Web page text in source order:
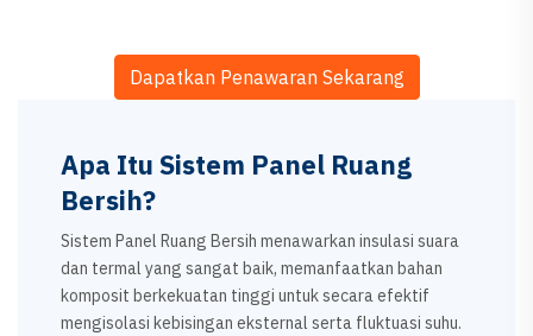
Dapatkan Penawaran Sekarang
Apa Itu Sistem Panel Ruang
Bersih?
Sistem Panel Ruang Bersih menawarkan insulasi suara
dan termal yang sangat baik, memanfaatkan bahan
komposit berkekuatan tinggi untuk secara efektif
mengisolasi kebisingan eksternal serta fluktuasi suhu.